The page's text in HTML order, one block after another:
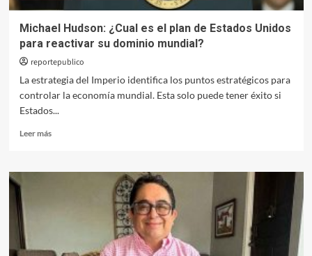
militar
de
EEUU»
Michael Hudson: ¿Cual es el plan de Estados Unidos
para reactivar su dominio mundial?
reportepublico
La estrategia del Imperio identifica los puntos estratégicos para
controlar la economía mundial. Esta solo puede tener éxito si
Estados...
Leer másLeer
Michael
de